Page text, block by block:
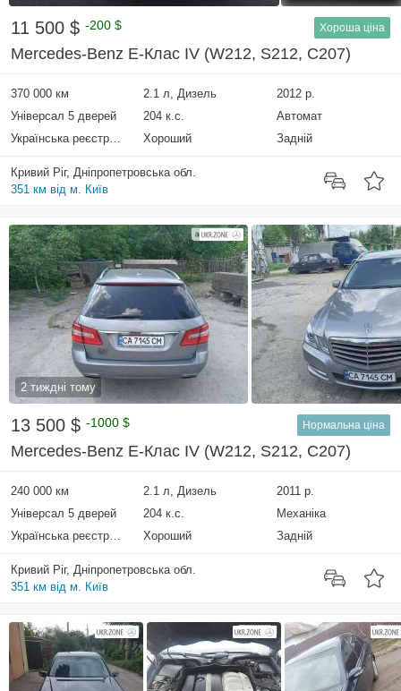
11 500 $ -200 $ Хороша ціна
Mercedes-Benz E-Клас IV (W212, S212, C207)
370 000 км 2.1 л, Дизель
2012 р.
Універсал 5 дверей
204 к.с.
Автомат
Українська реєстрація
Хороший Задній
Кривий Ріг, Дніпропетровська обл.
351 км від м. Київ
2 тиждні тому
13 500 $ -1000 $ Нормальна ціна
Mercedes-Benz E-Клас IV (W212, S212, C207)
240 000 км 2.1 л, Дизель
2011 р.
Універсал 5 дверей
204 к.с.
Механіка
Українська реєстрація
Хороший Задній
Кривий Ріг, Дніпропетровська обл.
351 км від м. Київ